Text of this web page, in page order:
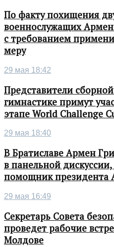
По факту похищения
военнослужащих
с требованием
меру
29 мая 18:42
Представители
гимнастике примут
этапе World Challenge
29 мая 18:40
В Братиславе Армен
в панельной
помощник президента
29 мая 16:49
Секретарь Совета
проведет рабочие
Молдове